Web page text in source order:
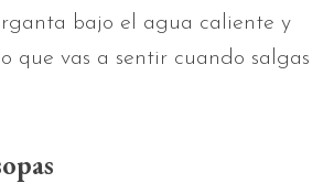
bajo el agua caliente y
que vas a sentir cuando salgas